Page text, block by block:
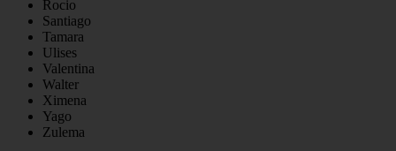
Rocio
Santiago
Tamara
Ulises
Valentina
Walter
Ximena
Yago
Zulema